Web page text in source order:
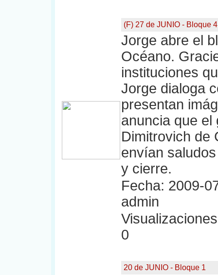
(F) 27 de JUNIO - Bloque 4
Jorge abre el
Océano.
instituciones
Jorge dialoga
presentan
anuncia que el
Dimitrovich de
envían
y cierre.
Fecha: 2009-
admin
0
20 de JUNIO - Bloque 1